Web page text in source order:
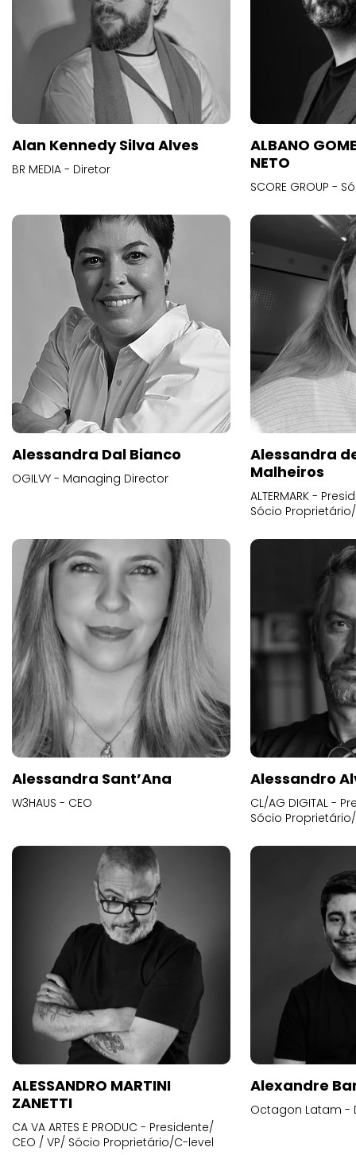
Alan Kennedy Silva Alves
BR MEDIA - Diretor
ALBANO
NETO
SCORE GROUP -
Alessandra Dal Bianco
OGILVY - Managing Director
Alessandra
Malheiros
ALTERMARK -
Sócio
Alessandra Sant’Ana
W3HAUS - CEO
Alessandro
CL/AG DIGITAL -
Sócio
ALESSANDRO MARTINI
ZANETTI
CA VA ARTES E PRODUC - Presidente/
CEO / VP/ Sócio Proprietário/C-level
Alexandre
Octagon Latam -